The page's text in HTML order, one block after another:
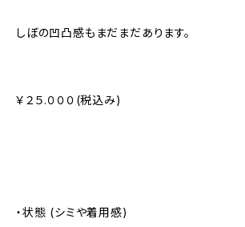
しぼの凹凸感もまだまだあります。
￥２５.０００(税込み)
・状態 (シミや着用感)